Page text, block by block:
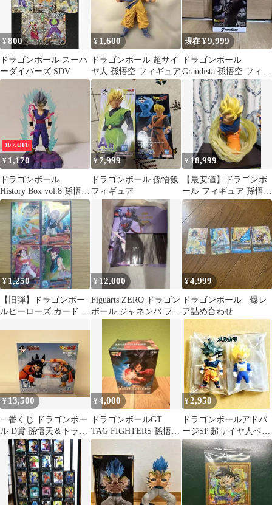
¥800
ドラゴンボール スーパ
ーダイバーズ SDV-
¥ 1,600
ドラゴンボール 超サイ
ヤ人 孫悟空 フィギュア
現在 ¥9,999
ドラゴンボール
Grandista 孫悟空 フィギ
ュア
10%OFF
¥ 1,170
ドラゴンボール
History Box vol.8 孫悟
飯 ビースト フィギ
ュア
¥7,999
ドラゴンボール 孫悟飯
フィギュア
¥ 18,999
【最安値】ドラゴンボ
ール フィギュア 孫悟空
2体セット
¥ 1,250
【旧弾】ドラゴンボー
ルヒーローズ カード 4
¥ 12,000
Figuarts ZERO ドラゴン
ボール ジャネンバ フィ
¥4,999
ドラゴンボール 爆レ
ア詰め合わせ
¥13,500
一番くじ ドラゴンボー
ル D賞 孫悟天＆トラン
クス フィギュア
¥4,000
ドラゴンボールGT
TAG FIGHTERS 孫悟空
フュギュア 未開封
¥2,950
ドラゴンボールアドバ
ージSP 超サイヤ人ベジ
ータ 身勝手の極意 兆
計2点